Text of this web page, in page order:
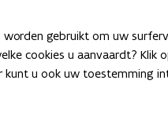
gebruikt om uw
cookies u aanvaardt? Klik
u ook uw toestemming